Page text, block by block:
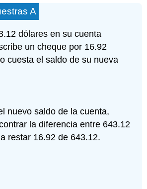
A
dólares en su cuenta
un cheque por 16.92
cuesta el saldo de su nueva
nuevo saldo de la cuenta,
la diferencia entre 643.12
restar 16.92 de 643.12.